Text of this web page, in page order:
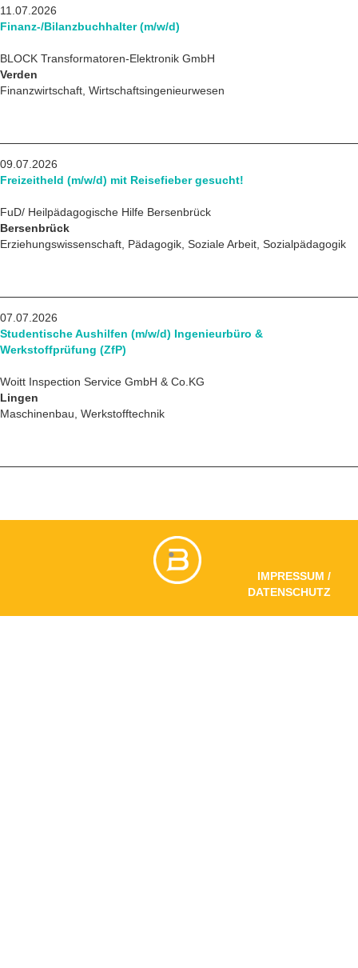
11.07.2026
Finanz-/Bilanzbuchhalter (m/w/d)
BLOCK Transformatoren-Elektronik GmbH
Verden
Finanzwirtschaft, Wirtschaftsingenieurwesen
09.07.2026
Freizeitheld (m/w/d) mit Reisefieber gesucht!
FuD/ Heilpädagogische Hilfe Bersenbrück
Bersenbrück
Erziehungswissenschaft, Pädagogik, Soziale Arbeit, Sozialpädagogik
07.07.2026
Studentische Aushilfen (m/w/d) Ingenieurbüro &
Werkstoffprüfung (ZfP)
Woitt Inspection Service GmbH & Co.KG
Lingen
Maschinenbau, Werkstofftechnik
IMPRESSUM /
DATENSCHUTZ